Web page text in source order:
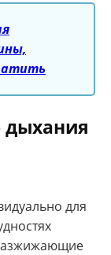
дыхания
для